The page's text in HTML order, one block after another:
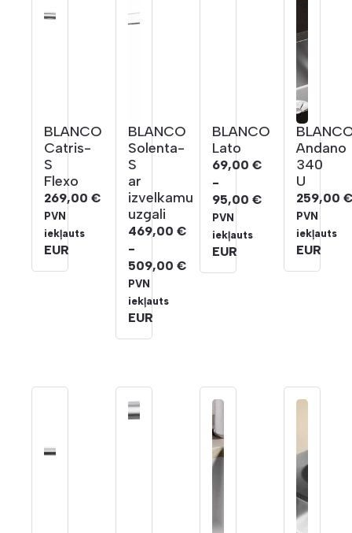
BLANCO
Catris-
S
Flexo
269,00 €
PVN
iekļauts
EUR
BLANCO
Solenta-
S
ar
izvelkamu
uzgali
469,00 €
-
509,00 €
Cenu
diapazons:
469,00 €
PVN
iekļauts
EUR
BLANCO
Lato
69,00 €
-
95,00 €
Cenu
diapazons:
69,00 €
PVN
iekļauts
EUR
Andano
340
U
259,00
PVN
iekļauts
EUR